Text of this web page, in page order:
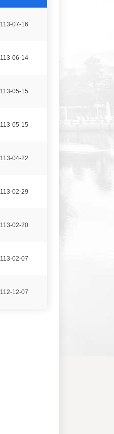
113-07-16
113-06-14
113-05-15
113-05-15
113-04-22
113-02-29
113-02-20
113-02-07
112-12-07